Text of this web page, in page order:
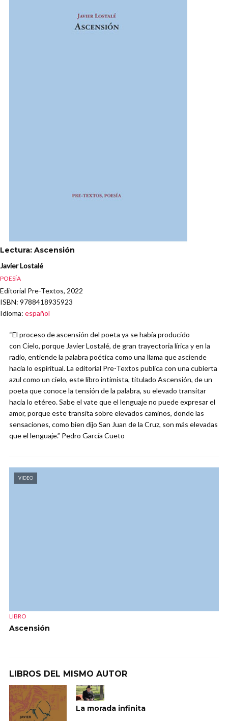
Lectura: Ascensión
Javier Lostalé
POESÍA
Editorial Pre-Textos, 2022
ISBN: 9788418935923
Idioma: español
“El proceso de ascensión del poeta ya se había producido
con Cielo, porque Javier Lostalé, de gran trayectoria lírica y en la
radio, entiende la palabra poética como una llama que asciende
hacia lo espiritual. La editorial Pre-Textos publica con una cubierta
azul como un cielo, este libro intimista, titulado Ascensión, de un
poeta que conoce la tensión de la palabra, su elevado transitar
hacia lo etéreo. Sabe el vate que el lenguaje no puede expresar el
amor, porque este transita sobre elevados caminos, donde las
sensaciones, como bien dijo San Juan de la Cruz, son más elevadas
que el lenguaje.” Pedro García Cueto
VIDEO
LIBRO
Ascensión
LIBROS DEL MISMO AUTOR
La morada infinita